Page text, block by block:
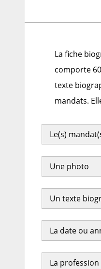
La fiche
comporte
texte
mandats.
Le(s)
Une photo
Un texte
La date ou
La profession